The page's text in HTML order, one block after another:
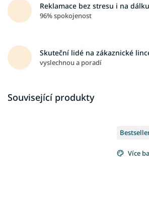
Reklamace bez stresu i na dálku
96% spokojenost
Skuteční lidé na zákaznické
vyslechnou a poradí
Související produkty
Více